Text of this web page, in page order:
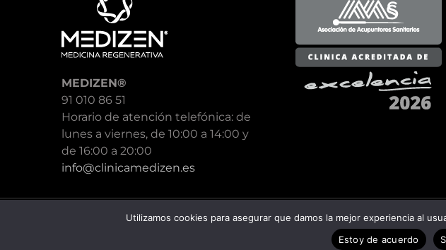
MEDIZEN®
91 010 86 51
Horario de atención telefónica: de
lunes a viernes, de 10:00 a 14:00 y
de 16:00 a 20:00
info@clinicamedizen.es
2026 - Todos los derechos reservadosAviso legal-Política de privacidad-
Utilizamos cookies para asegurar que damos la mejor experiencia al
Estoy de acuerdo